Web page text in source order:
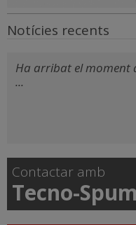
Notícies recents
Ha arribat el moment
...
Contactar amb
Tecno-